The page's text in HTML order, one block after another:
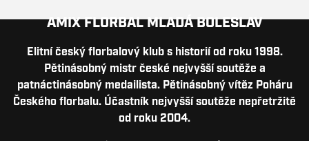
AMIX FLORBAL MLADÁ BOLESLAV
Elitní český florbalový klub s historií od roku 1998.
Pětinásobný mistr české nejvyšší soutěže a
patnáctinásobný medailista. Pětinásobný vítěz Poháru
Českého florbalu. Účastník nejvyšší soutěže nepřetržitě
od roku 2004.